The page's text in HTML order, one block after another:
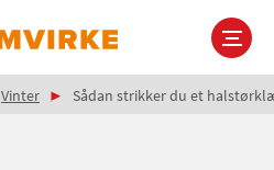
Vinter Sådan strikker du et